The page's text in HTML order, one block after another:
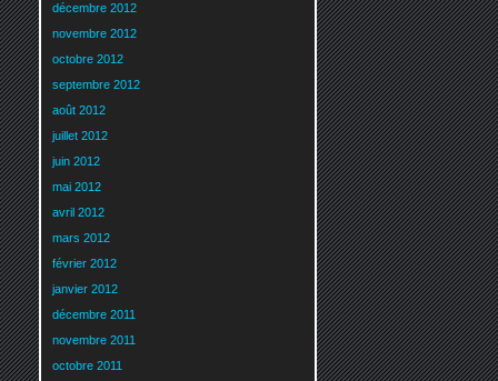
décembre 2012
novembre 2012
octobre 2012
septembre 2012
août 2012
juillet 2012
juin 2012
mai 2012
avril 2012
mars 2012
février 2012
janvier 2012
décembre 2011
novembre 2011
octobre 2011